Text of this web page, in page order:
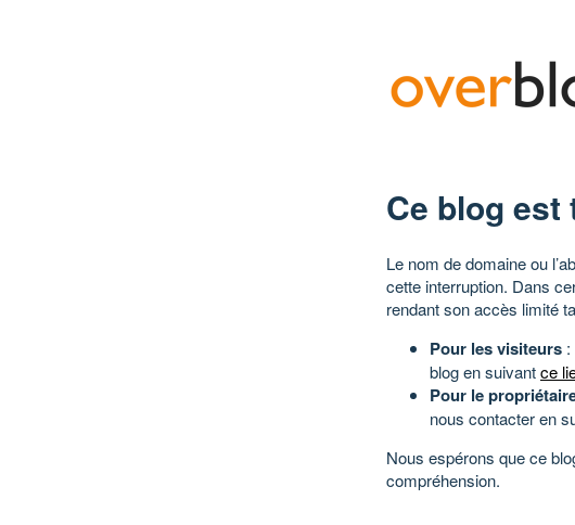
Ce blog
Le nom de domaine ou
cette interruption. Dans
rendant son accès limité
Pour les visiteurs
blog en suivantce
Pour le
nous contacter en
Nous espérons que ce
compréhension.